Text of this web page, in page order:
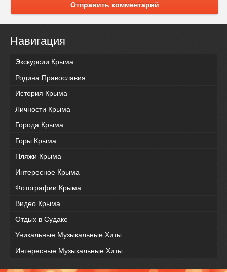
Отправить комментарий
Навигация
Экскурсии Крыма
Родина Православия
История Крыма
Личности Крыма
Города Крыма
Горы Крыма
Пляжи Крыма
Интересное Крыма
Фотографии Крыма
Видео Крыма
Отдых в Судаке
Уникальные Музыкальные Хиты
Интересные Музыкальные Хиты